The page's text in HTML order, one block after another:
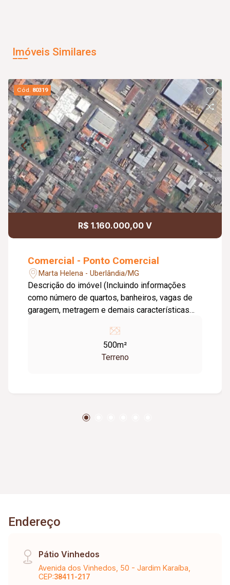
Imóveis Similares
Cód. 80319
R$ 1.160.000,00 V
Comercial - Ponto Comercial
Marta Helena - Uberlândia/MG
Descrição do imóvel (Incluindo informações
como número de quartos, banheiros, vagas de
garagem, metragem e demais características
Mensal de R$ 5.500,00 Oportunidade de
investimento em 02 imóveis comerciais lado a
lado, localizados na região de grande fluxo e
cobertos; Frente comercial ativa e boa estrutura
500m²
Terreno
Endereço
Pátio Vinhedos
Avenida dos Vinhedos, 50 - Jardim Karaíba,
CEP:38411-217